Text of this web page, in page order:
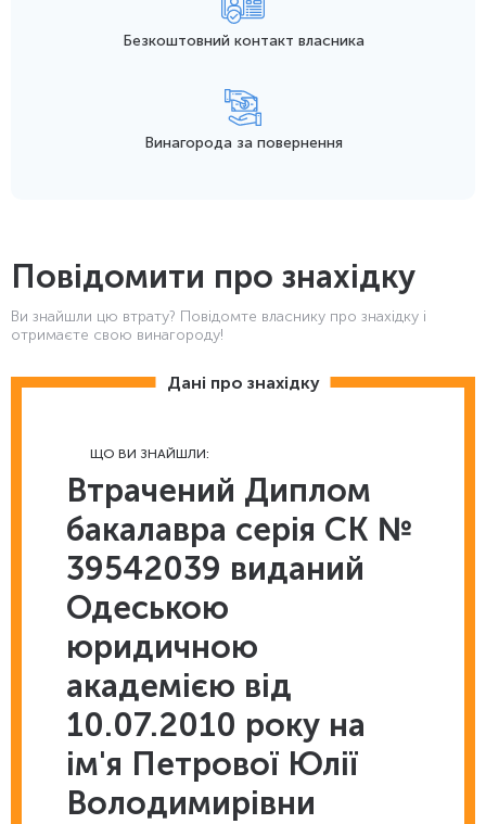
Безкоштовний контакт власника
Винагорода за повернення
Повідомити про знахідку
Ви знайшли цю втрату? Повідомте власнику про знахідку і
отримаєте свою винагороду!
Дані про знахідку
ЩО ВИ ЗНАЙШЛИ:
Втрачений Диплом
бакалавра серія СК №
39542039 виданий
Одеською
юридичною
академією від
10.07.2010 року на
ім'я Петрової Юлії
Володимирівни